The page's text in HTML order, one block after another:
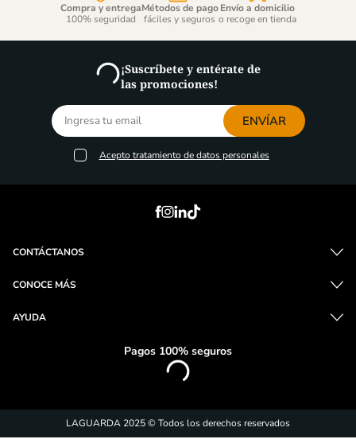
Compra y entrega
100% seguridad
Métodos de pago
fáciles y seguros
Envío a domicilio
o recoge en tienda
¡Suscríbete y entérate de
las promociones!
ENVÍAR
Acepto tratamiento de datos personales
CONTÁCTANOS
CONOCE MÁS
AYUDA
Pagos 100% seguros
LAGUARDA 2025 © Todos los derechos reservados